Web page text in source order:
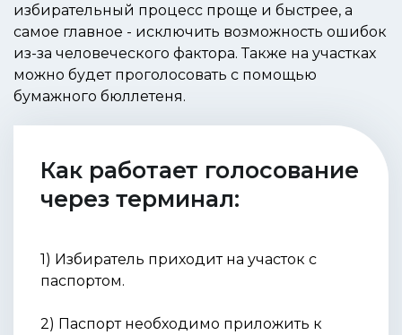
избирательный процесс проще и быстрее, а
самое главное - исключить возможность ошибок
из-за человеческого фактора. Также на участках
можно будет проголосовать с помощью
бумажного бюллетеня.
Как работает голосование
через терминал:
1) Избиратель приходит на участок с
паспортом.
2) Паспорт необходимо приложить к